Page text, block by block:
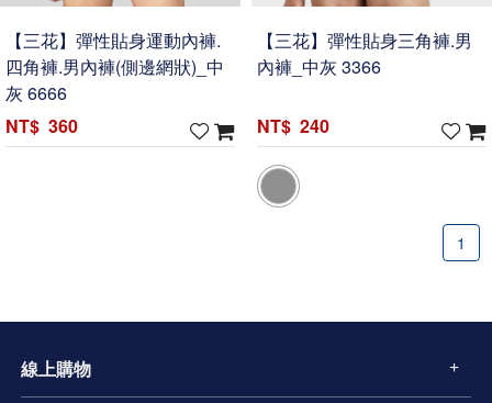
【三花】彈性貼身運動內褲.
四角褲.男內褲(側邊網狀)_中
灰 6666
360
【三花】彈性貼身三角褲.男
內褲_中灰 3366
240
1
線上購物